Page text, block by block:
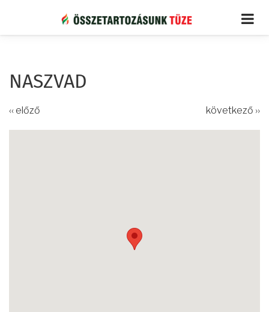
tartalomra
NASZVAD
‹‹ előző következő ››